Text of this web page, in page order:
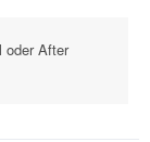
oder After